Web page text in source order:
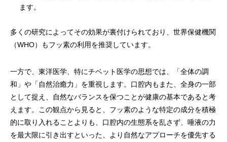
ます。
多くの研究によってその効果が裏付けられており、世界保健機関
（WHO）もフッ素の利用を推奨しています。
一方で、東洋医学、特にチベット医学の思想では、「全体の調
和」や「自然治癒力」を重視します。口腔内もまた、全身の一部
として捉え、自然なバランスを保つことが健康の基本であると考
えます。この観点から見ると、フッ素のような特定の成分を積極
的に取り入れることよりも、口腔内の生態系を乱さず、唾液の力
を最大限に引き出すといった、より自然なアプローチを優先する